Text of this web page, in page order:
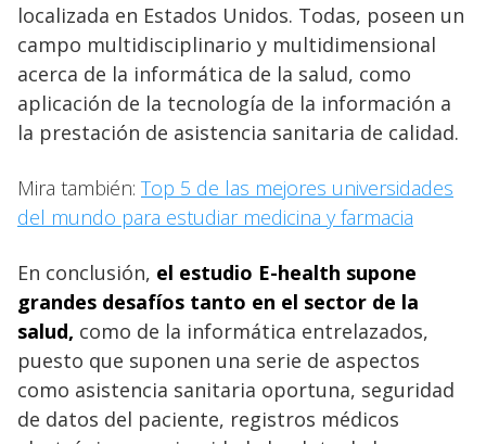
localizada en Estados Unidos. Todas, poseen un
campo multidisciplinario y multidimensional
acerca de la informática de la salud, como
aplicación de la tecnología de la información a
la prestación de asistencia sanitaria de calidad.
Mira también: Top 5 de las mejores universidades
del mundo para estudiar medicina y farmacia
En conclusión, el estudio E-health supone
grandes desafíos tanto en el sector de la
salud, como de la informática entrelazados,
puesto que suponen una serie de aspectos
como asistencia sanitaria oportuna, seguridad
de datos del paciente, registros médicos